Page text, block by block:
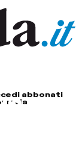
abbonati